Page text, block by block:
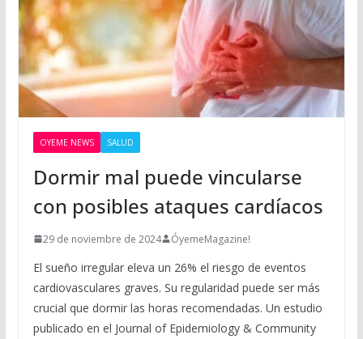
OYEME NEWS SALUD
Dormir mal puede vincularse
con posibles ataques cardíacos
29 de noviembre de 2024 ÓyemeMagazine!
El sueño irregular eleva un 26% el riesgo de eventos
cardiovasculares graves. Su regularidad puede ser más
crucial que dormir las horas recomendadas. Un estudio
publicado en el Journal of Epidemiology & Community